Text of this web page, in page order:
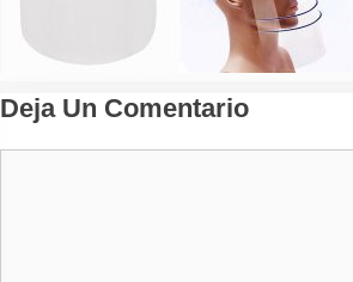
Deja Un Comentario